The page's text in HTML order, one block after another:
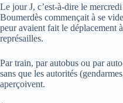
Le jour J, c’est-à-dire le
Boumerdès commençait à se
peur avaient fait le déplacement
représailles.
Par train, par autobus ou par
sans que les autorités
aperçoivent.